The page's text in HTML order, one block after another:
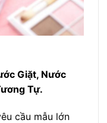
Giặt, Nước
Tự.
cầu mẫu lớn